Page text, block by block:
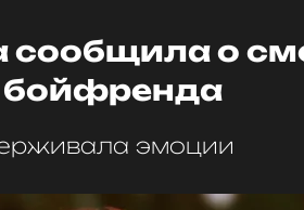
сообщила о
бойфренда
эмоции